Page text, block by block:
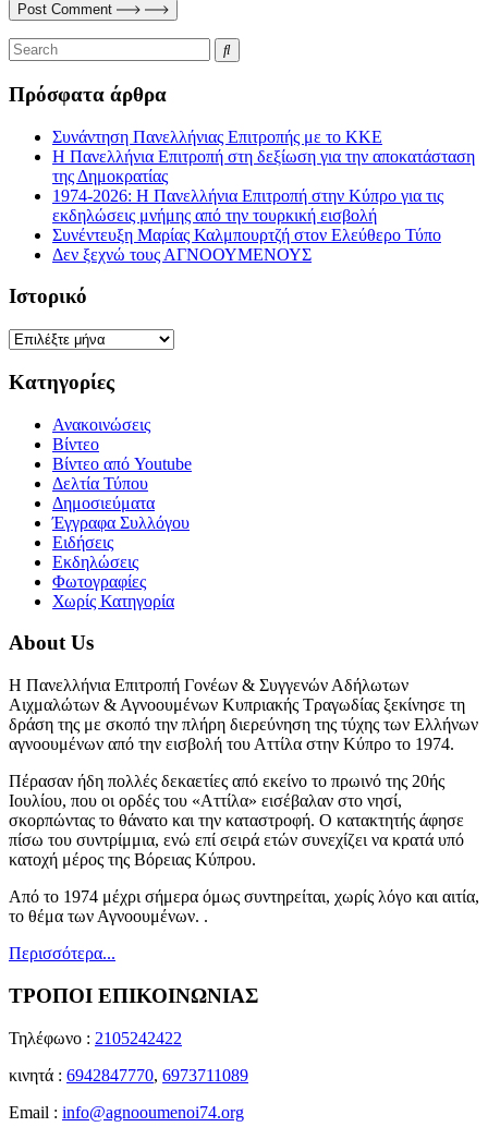
Post Comment
Πρόσφατα άρθρα
Συνάντηση Πανελλήνιας Επιτροπής με το ΚΚΕ
Η Πανελλήνια Επιτροπή στη δεξίωση για την αποκατάσταση
της Δημοκρατίας
1974-2026: Η Πανελλήνια Επιτροπή στην Κύπρο για τις
εκδηλώσεις μνήμης από την τουρκική εισβολή
Συνέντευξη Μαρίας Καλμπουρτζή στον Ελεύθερο Τύπο
Δεν ξεχνώ τους ΑΓΝΟΟΥΜΕΝΟΥΣ
Ιστορικό
Ιστορικό
Kατηγορίες
Ανακοινώσεις
Βίντεο
Βίντεο από Youtube
Δελτία Τύπου
Δημοσιεύματα
Έγγραφα Συλλόγου
Ειδήσεις
Εκδηλώσεις
Φωτογραφίες
Χωρίς Κατηγορία
About Us
Η Πανελλήνια Επιτροπή Γονέων & Συγγενών Αδήλωτων
Αιχμαλώτων & Αγνοουμένων Κυπριακής Τραγωδίας ξεκίνησε τη
δράση της με σκοπό την πλήρη διερεύνηση της τύχης των Ελλήνων
αγνοουμένων από την εισβολή του Αττίλα στην Κύπρο το 1974.
Πέρασαν ήδη πολλές δεκαετίες από εκείνο το πρωινό της 20ής
Ιουλίου, που οι ορδές του «Αττίλα» εισέβαλαν στο νησί,
σκορπώντας το θάνατο και την καταστροφή. Ο κατακτητής άφησε
πίσω του συντρίμμια, ενώ επί σειρά ετών συνεχίζει να κρατά υπό
κατοχή μέρος της Βόρειας Κύπρου.
Από το 1974 μέχρι σήμερα όμως συντηρείται, χωρίς λόγο και αιτία,
το θέμα των Αγνοουμένων. .
Περισσότερα...
ΤΡΟΠΟΙ ΕΠΙΚΟΙΝΩΝΙΑΣ
Τηλέφωνο : 2105242422
κινητά : 6942847770, 6973711089
Email : info@agnooumenoi74.org